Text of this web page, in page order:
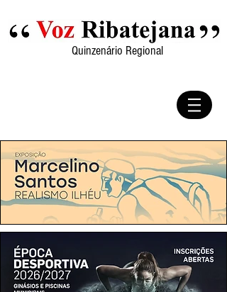
Quinzenário Regional